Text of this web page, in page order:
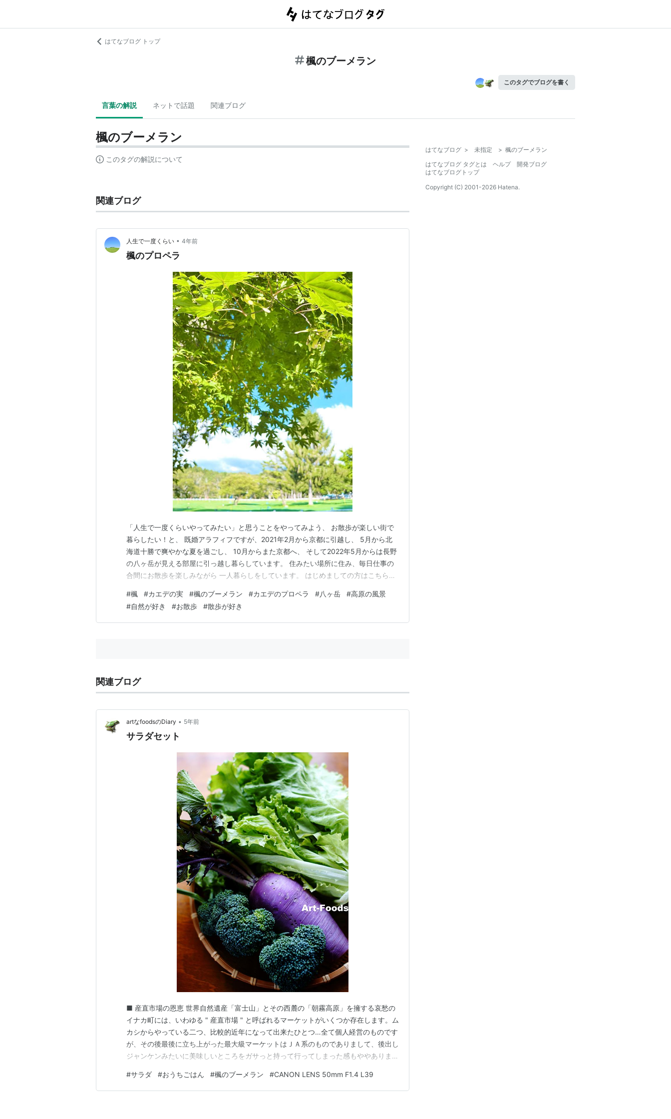
はてなブログ トップ
楓のブーメラン
このタグでブログを書く
言葉の解説 ネットで話題 関連ブログ
楓のブーメラン
このタグの解説について
関連ブログ
人生で一度くらい • 4年前
楓のプロペラ
「人生で一度くらいやってみたい」と思うことをやってみよう、 お散歩が楽しい街で
暮らしたい！と、 既婚アラフィフですが、2021年2月から京都に引越し、 5月から北
海道十勝で爽やかな夏を過ごし、 10月からまた京都へ、 そして2022年5月からは長野
の八ヶ岳が見える部屋に引っ越し暮らしています。 住みたい場所に住み、毎日仕事の
合間にお散歩を楽しみながら 一人暮らしをしています。 はじめましての方はこちらを
歩していると、 白樺やカラマツ、トウヒなど高原らしい木々が見られ、 今八ヶ岳にい
るのだなぁと実感しうれし…
#楓 #カエデの実 #楓のブーメラン #カエデのプロペラ #八ヶ岳 #高原の風景
#自然が好き #お散歩 #散歩が好き
関連ブログ
artなfoodsのDiary • 5年前
サラダセット
■ 産直市場の恩恵 世界自然遺産「富士山」とその西麓の「朝霧高原」を擁する哀愁の
イナカ町には、いわゆる " 産直市場 " と呼ばれるマーケットがいくつか存在します。ム
カシからやっている二つ、比較的近年になって出来たひとつ…全て個人経営のものです
が、その後最後に立ち上がった最大級マーケットはＪＡ系のものでありまして、後出し
ジャンケンみたいに美味しいところをガサっと持って行ってしまった感もややありま
ココでそれを記述し始めるとちょ～脱線となりますし、本駄文日記の目的を逸脱するこ
とになりますので控えておきます。まあその件はチ…
#サラダ #おうちごはん #楓のブーメラン #CANON LENS 50mm F1.4 L39
はてなブログ > 未指定 > 楓のブーメラン
はてなブログ タグとは
ヘルプ
開発ブログ
はてなブログトップ
Copyright (C) 2001-2026 Hatena.